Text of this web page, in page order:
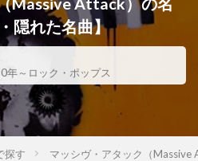
隠れた名曲】
年～ロック・ポップス
探す マッシヴ・アタック（